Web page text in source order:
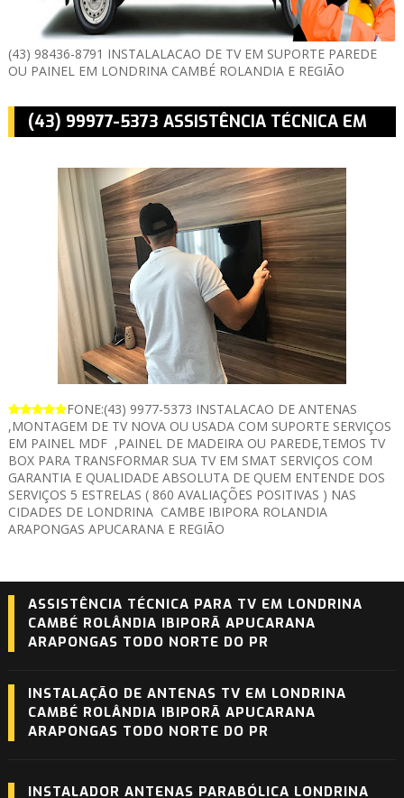
(43) 98436-8791 INSTALALACAO DE TV EM SUPORTE PAREDE
OU PAINEL EM LONDRINA CAMBÉ ROLANDIA E REGIÃO
(43) 99977-5373 ASSISTÊNCIA TÉCNICA EM
LONDRINA CAMBÉ ROLÂNDIA
FONE:(43) 9977-5373 INSTALACAO DE ANTENAS
,MONTAGEM DE TV NOVA OU USADA COM SUPORTE SERVIÇOS
EM PAINEL MDF ,PAINEL DE MADEIRA OU PAREDE,TEMOS TV
BOX PARA TRANSFORMAR SUA TV EM SMAT SERVIÇOS COM
GARANTIA E QUALIDADE ABSOLUTA DE QUEM ENTENDE DOS
SERVIÇOS 5 ESTRELAS ( 860 AVALIAÇÕES POSITIVAS ) NAS
CIDADES DE LONDRINA CAMBE IBIPORA ROLANDIA
ARAPONGAS APUCARANA E REGIÃO
ASSISTÊNCIA TÉCNICA PARA TV EM LONDRINA
CAMBÉ ROLÂNDIA IBIPORÃ APUCARANA
ARAPONGAS TODO NORTE DO PR
INSTALAÇÃO DE ANTENAS TV EM LONDRINA
CAMBÉ ROLÂNDIA IBIPORÃ APUCARANA
ARAPONGAS TODO NORTE DO PR
INSTALADOR ANTENAS PARABÓLICA LONDRINA